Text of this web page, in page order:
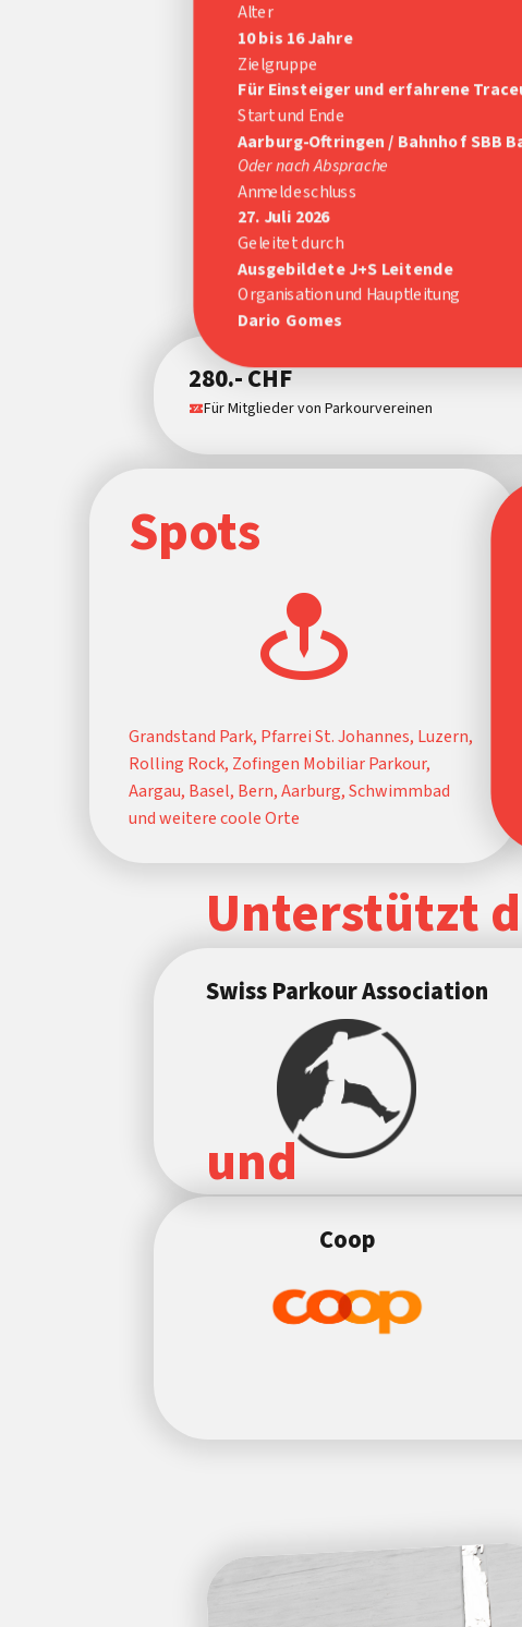
Alter
10 bis 16 Jahre
Zielgruppe
Für Einsteiger und erfahrene
Start und Ende
Aarburg-Oftringen / Bahnhof SBB
Oder nach Absprache
Anmeldeschluss
27. Juli 2026
Geleitet durch
Ausgebildete J+S Leitende
Organisation und Hauptleitung
Dario Gomes
280.- CHF
Für Mitglieder von Parkourvereinen
Spots
Grandstand Park, Pfarrei St. Johannes, Luzern,
Rolling Rock, Zofingen Mobiliar Parkour,
Aargau, Basel, Bern, Aarburg, Schwimmbad
und weitere coole Orte
Unterstützt
Swiss Parkour Association
und
Coop